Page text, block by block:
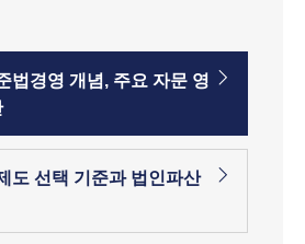
법경영 개념, 주요 자문 영
도 선택 기준과 법인파산